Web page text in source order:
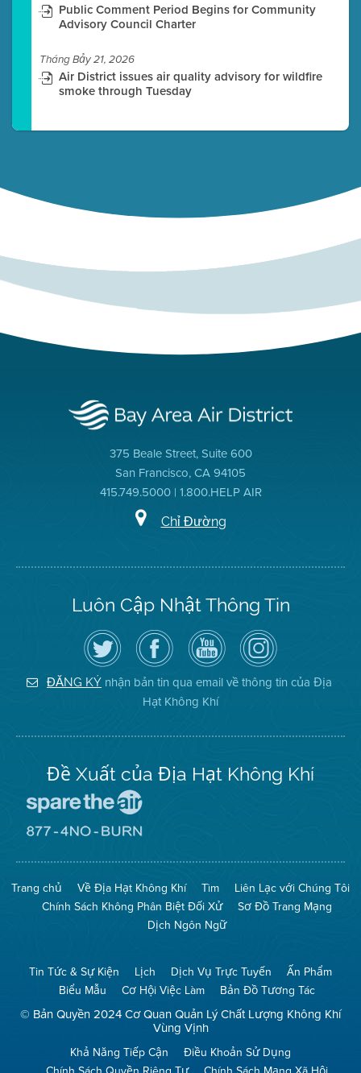
Public Comment Period Begins for Community
Advisory Council Charter
Tháng Bảy 21, 2026
Air District issues air quality advisory for wildfire
smoke through Tuesday
375 Beale Street, Suite 600
San Francisco, CA 94105
415.749.5000 | 1.800.HELP AIR
Chỉ Đường
Luôn Cập Nhật Thông Tin
Hãy
theo
dõi
Địa
Hạt
Không
Truy
cập
Trang
Facebook
của
Địa
Hạt
Kênh
YouTube
của
Địa
Hạt
Không
Khí
Air
District
on
Instagram
ĐĂNG KÝ nhận bản tin qua email về thông tin của Địa
Hạt Không Khí
Đề Xuất của Địa Hạt Không Khí
The
(Bảo
Toàn
Không
Khí)
Mạng
No
Burn
(Không
Đốt)
Trang chủ Về Địa Hạt Không Khí Tìm
Liên Lạc với Chúng Tôi
Chính Sách Không Phân Biệt Đối Xử
Sơ Đồ Trang Mạng
Dịch Ngôn Ngữ
Tin Tức & Sự Kiện Lịch Dịch Vụ Trực Tuyến
Ấn Phẩm
Biểu Mẫu
Cơ Hội Việc Làm Bản Đồ Tương Tác
© Bản Quyền 2024 Cơ Quan Quản Lý Chất Lượng Không Khí
Vùng Vịnh
Khả Năng Tiếp Cận
Điều Khoản Sử Dụng